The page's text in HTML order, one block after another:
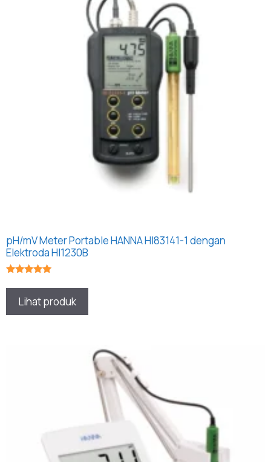
pH/mV Meter Portable HANNA HI83141-1 dengan
Elektroda HI1230B
Lihat produk